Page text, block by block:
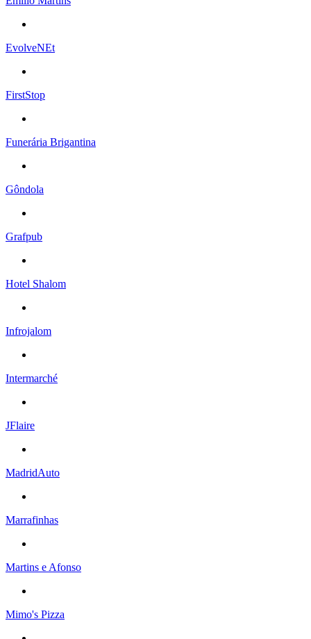
EvolveNEt
FirstStop
Funerária Brigantina
Gôndola
Grafpub
Hotel Shalom
Infrojalom
Intermarché
JFlaire
MadridAuto
Marrafinhas
Martins e Afonso
Mimo's Pizza